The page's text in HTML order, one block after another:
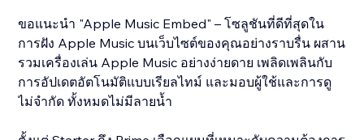
ขอแนะนำ "Apple Music Embed" – โซลูชันที่ดีที่สุดใน
การฝัง Apple Music บนเว็บไซต์ของคุณอย่างราบรื่น ผสาน
รวมเครื่องเล่น Apple Music อย่างง่ายดาย เพลิดเพลินกับ
การอัปเดตอัตโนมัติแบบเรียลไทม์ และมอบผู้ใช้และการดู
ไม่จำกัด ทั้งหมดไม่มีลายน้ำ